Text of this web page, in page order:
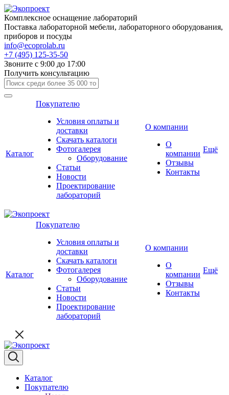
Комплексное оснащение лабораторий
Поставка лабораторной мебели, лабораторного оборудования,
приборов и посуды
info@ecoprolab.ru
+7 (495) 125-35-50
Звоните с 9:00 до 17:00
Получить консультацию
Каталог
Покупателю
Условия оплаты и
доставки
Скачать каталоги
Фотогалерея
Оборудование
Статьи
Новости
Проектирование
лабораторий
О компании
О
компании
Отзывы
Контакты
Ещё
Каталог
Покупателю
Условия оплаты и
доставки
Скачать каталоги
Фотогалерея
Оборудование
Статьи
Новости
Проектирование
лабораторий
О компании
О
компании
Отзывы
Контакты
Ещё
Каталог
Покупателю